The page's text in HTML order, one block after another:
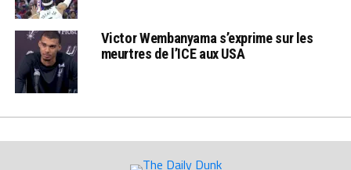
Victor Wembanyama s’exprime sur les
meurtres de l’ICE aux USA